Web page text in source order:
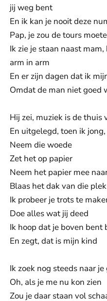
jij weg bent
En ik kan je nooit deze
Pap, je zou de tours
Ik zie je staan naast
arm in arm
En er zijn dagen dat ik
Omdat de man niet goed
Hij zei, muziek is de thuis
En uitgelegd, toen ik
Neem die woede
Zet het op papier
Neem het papier mee
Blaas het dak van die plek
Ik probeer je trots te
Doe alles wat jij deed
Ik hoop dat je boven bent
En zegt, dat is mijn kind
Ik zoek nog steeds naar
Oh, als je me nu kon zien
Zou je daar staan vol